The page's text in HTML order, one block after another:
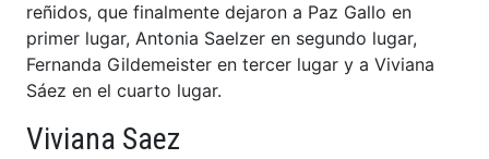
reñidos, que finalmente dejaron a Paz Gallo en
primer lugar, Antonia Saelzer en segundo lugar,
Fernanda Gildemeister en tercer lugar y a Viviana
Sáez en el cuarto lugar.
Viviana Saez